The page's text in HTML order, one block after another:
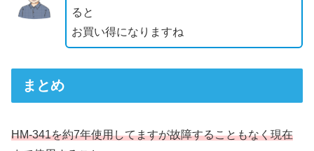
ると
お買い得になりますね
まとめ
HM-341を約7年使用してますが故障することもなく現在